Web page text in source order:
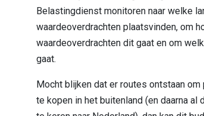
Belastingdienst monitoren naar welke
waardeoverdrachten plaatsvinden, om
waardeoverdrachten dit gaat en om
gaat.
Mocht blijken dat er routes ontstaan om
te kopen in het buitenland (en daarna al